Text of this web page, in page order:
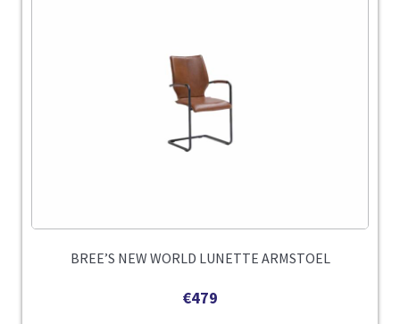
BREE’S NEW WORLD LUNETTE ARMSTOEL
€479